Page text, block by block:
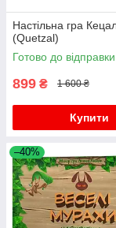
Настільна гра
(Quetzal)
Готово до відправки
899 ₴ 1 600 ₴
Купити
–40%